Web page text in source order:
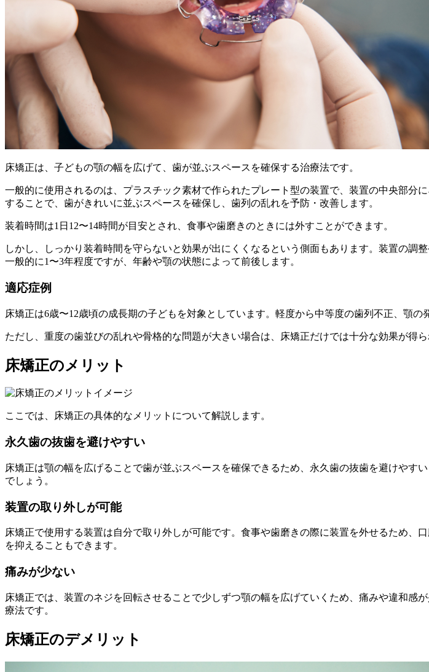
床矯正は、子どもの顎の幅を広げて、歯が並ぶスペースを確保する治療法です。
一般的に使用されるのは、プラスチック素材で作られたプレート型の装置で、装置の中央部分
することで、歯がきれいに並ぶスペースを確保し、歯列の乱れを予防・改善します。
装着時間は1日12〜14時間が目安とされ、食事や歯磨きのときには外すことができます。
しかし、しっかり装着時間を守らないと効果が出にくくなるという側面もあります。装置の
一般的に1〜3年程度ですが、年齢や顎の状態によって前後します。
適応症例
床矯正は6歳〜12歳頃の成長期の子どもを対象としています。軽度から中等度の歯列不正、顎の
ただし、重度の歯並びの乱れや骨格的な問題が大きい場合は、床矯正だけでは十分な効果が得
床矯正のメリット
ここでは、床矯正の具体的なメリットについて解説します。
永久歯の抜歯を避けやすい
床矯正は顎の幅を広げることで歯が並ぶスペースを確保できるため、永久歯の抜歯を避けや
でしょう。
装置の取り外しが可能
床矯正で使用する装置は自分で取り外しが可能です。食事や歯磨きの際に装置を外せるため
を抑えることもできます。
痛みが少ない
床矯正では、装置のネジを回転させることで少しずつ顎の幅を広げていくため、痛みや違和
療法です。
床矯正のデメリット